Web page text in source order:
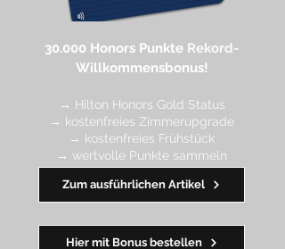
30.000 Honors Punkte Rekord-
Willkommensbonus!
→ Hilton Honors Gold Status
→ kostenfreies Zimmerupgrade
→ kostenfreies Frühstück
→ wertvolle Punkte sammeln
→ Early Check-in + Late Check-out
━━━━━━━
Hier mit Bonus bestellen
Zum ausführlichen Artikel